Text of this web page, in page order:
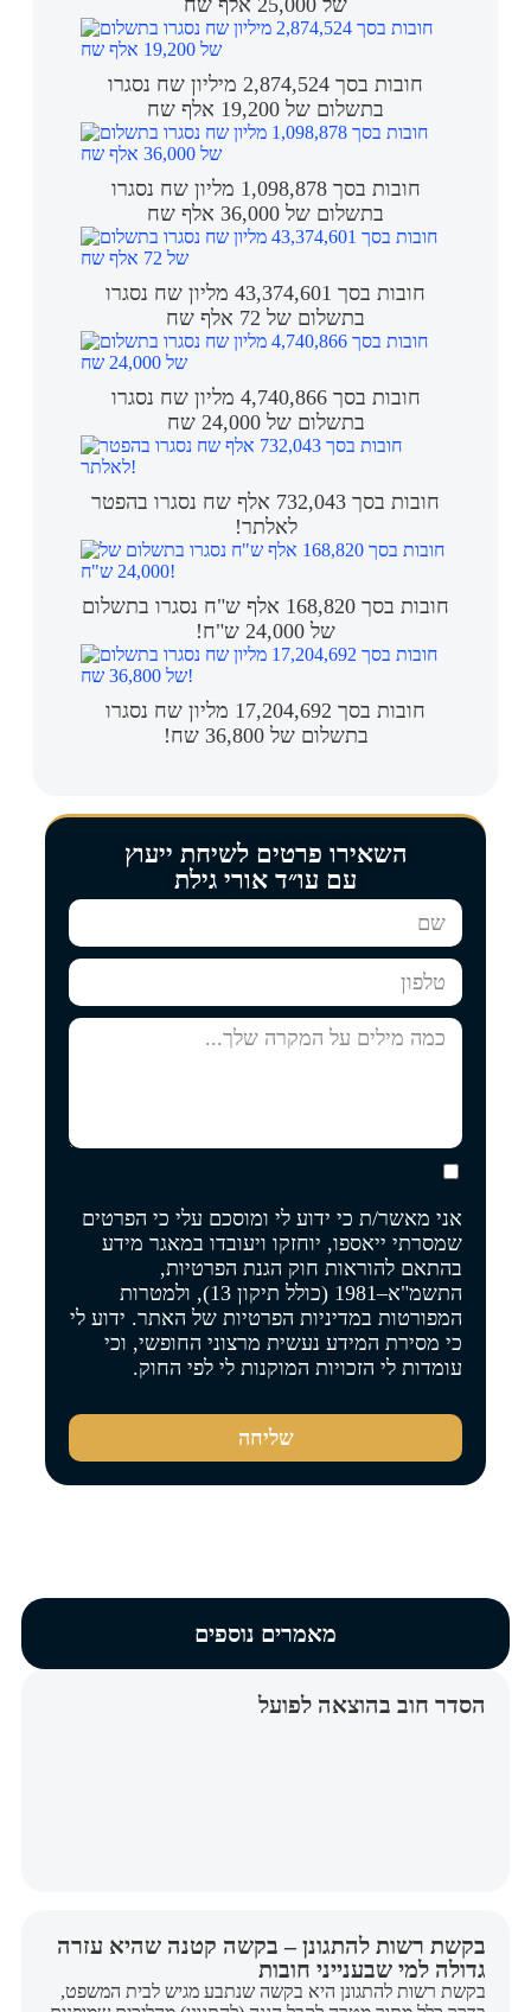
של 25,000 אלף שח
חובות בסך 2,874,524 מיליון שח נסגרו
בתשלום של 19,200 אלף שח
חובות בסך 1,098,878 מליון שח נסגרו
בתשלום של 36,000 אלף שח
חובות בסך 43,374,601 מליון שח נסגרו
בתשלום של 72 אלף שח
חובות בסך 4,740,866 מליון שח נסגרו
בתשלום של 24,000 שח
חובות בסך 732,043 אלף שח נסגרו בהפטר
לאלתר!
חובות בסך 168,820 אלף ש"ח נסגרו בתשלום
של 24,000 ש"ח!
חובות בסך 17,204,692 מליון שח נסגרו
בתשלום של 36,800 שח!
השאירו פרטים לשיחת ייעוץ
עם עו״ד אורי גילת
אני מאשר/ת כי ידוע לי ומוסכם עלי כי הפרטים
שמסרתי ייאספו, יוחזקו ויעובדו במאגר מידע
בהתאם להוראות חוק הגנת הפרטיות,
התשמ"א–1981 (כולל תיקון 13), ולמטרות
המפורטות במדיניות הפרטיות של האתר. ידוע לי
כי מסירת המידע נעשית מרצוני החופשי, וכי
עומדות לי הזכויות המוקנות לי לפי החוק.
שליחה
מאמרים נוספים
הסדר חוב בהוצאה לפועל
בקשת רשות להתגונן – בקשה קטנה שהיא עזרה
גדולה למי שבענייני חובות
בקשת רשות להתגונן היא בקשה שנתבע מגיש לבית המשפט,